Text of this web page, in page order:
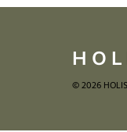
© 2026